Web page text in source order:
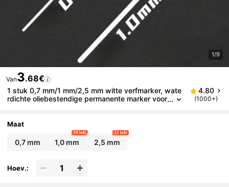
1/9
Van3.68€
1 stuk 0,7 mm/1 mm/2,5 mm witte verfmarker, wate
rdichte oliebestendige permanente marker voor
en, DIY-knutselen, schuimwand, metaal, kerstcade
au, terug naar school
4.80
(1000+)
Maat
0,7 mm 1,0 mm
39 left
2,5 mm
32 left
Hoev.: